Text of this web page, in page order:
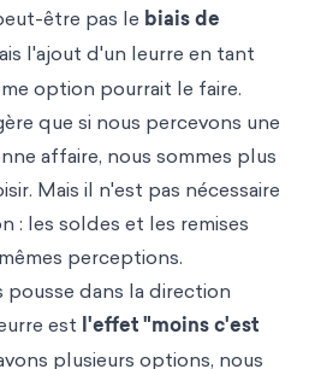
être pas le biais de
l'ajout d'un leurre en tant
option pourrait le faire.
que si nous percevons une
affaire, nous sommes plus
Mais il n'est pas nécessaire
: les soldes et les remises
perceptions.
pousse dans la direction
est l'effet "moins c'est
plusieurs options, nous